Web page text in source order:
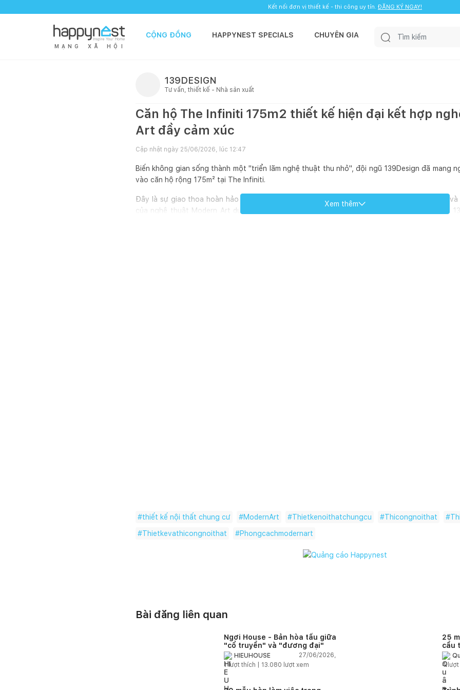
Kết nối đơn vị thiết kế - thi công uy tín. ĐĂNG KÝ NGAY!
M Ạ N G X Ã H Ộ I
CỘNG ĐỒNG HAPPYNEST SPECIALS CHUYÊN GIA
139DESIGN
Tư vấn, thiết kế - Nhà sản xuất
Căn hộ The Infiniti 175m2 thiết kế hiện đại kết hợp
Art đầy cảm xúc
Cập nhật ngày 25/06/2026, lúc 12:47
Biến không gian sống thành một "triển lãm nghệ thuật thu nhỏ", đội ngũ 139Design đã mang
vào căn hộ rộng 175m² tại The Infiniti.
Đây là sự giao thoa hoàn hảo giữa tính tiện nghi, tối giản đặc trưng của kiến trúc hiện đại và
của nghệ thuật Modern Art duy mỹ. Để định hình chất “nghệ” cho tổ ấm, các kiến trúc sư
Xem thêm
#thiết kế nội thất chung cư #ModernArt #Thietkenoithatchungcu #Thicongnoithat #
#Thietkevathicongnoithat #Phongcachmodernart
Bài đăng liên quan
Ngơi House - Bản hòa tấu giữa
"cổ truyền" và "đương đại"
HIEUHOUSE
27/06/2026,
1lượt thích | 13.080 lượt xem
25
cầu
diện
quên
4lượt